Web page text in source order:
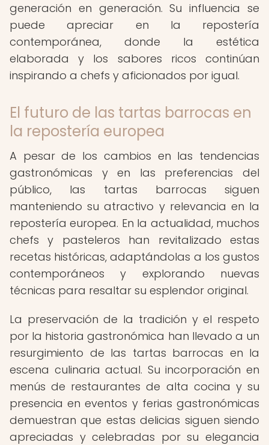
generación en generación. Su influencia se
puede apreciar en la repostería
contemporánea, donde la estética
elaborada y los sabores ricos continúan
inspirando a chefs y aficionados por igual.
El futuro de las tartas barrocas en
la repostería europea
A pesar de los cambios en las tendencias
gastronómicas y en las preferencias del
público, las tartas barrocas siguen
manteniendo su atractivo y relevancia en la
repostería europea. En la actualidad, muchos
chefs y pasteleros han revitalizado estas
recetas históricas, adaptándolas a los gustos
contemporáneos y explorando nuevas
técnicas para resaltar su esplendor original.
La preservación de la tradición y el respeto
por la historia gastronómica han llevado a un
resurgimiento de las tartas barrocas en la
escena culinaria actual. Su incorporación en
menús de restaurantes de alta cocina y su
presencia en eventos y ferias gastronómicas
demuestran que estas delicias siguen siendo
apreciadas y celebradas por su elegancia